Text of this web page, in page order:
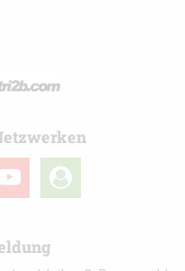
user-
circle